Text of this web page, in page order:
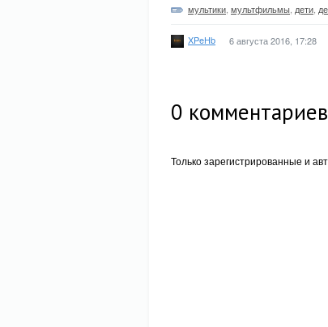
мультики мультфильмы дети
XPeHb 6 августа 2016, 17:28
0 комментариев
Только зарегистрированные и